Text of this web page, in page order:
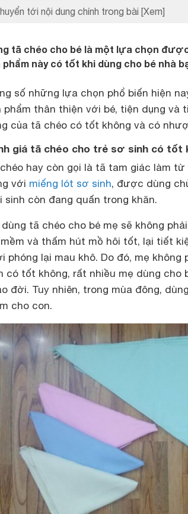
tới nội dung chính trong bài [Xem]
tã chéo cho bé là một lựa chọn
phẩm này có tốt khi dùng cho bé nhà
số những lựa chọn phổ biến hiện
phẩm thân thiện với bé, tiện dụng và
của tã chéo có tốt không và có
giá tã chéo cho trẻ sơ sinh có tốt
hay còn gọi là tã tam giác làm
với miếng lót sơ sinh, được dùng
sinh còn đang quấn trong khăn.
dùng tã chéo cho bé mẹ sẽ không
và thấm hút mồ hôi tốt, lại tiết
phóng lại mau khô. Do đó, mẹ
có tốt không, rất nhiều mẹ dùng cho
đời. Tuy nhiên, trong mùa đông,
cho con.